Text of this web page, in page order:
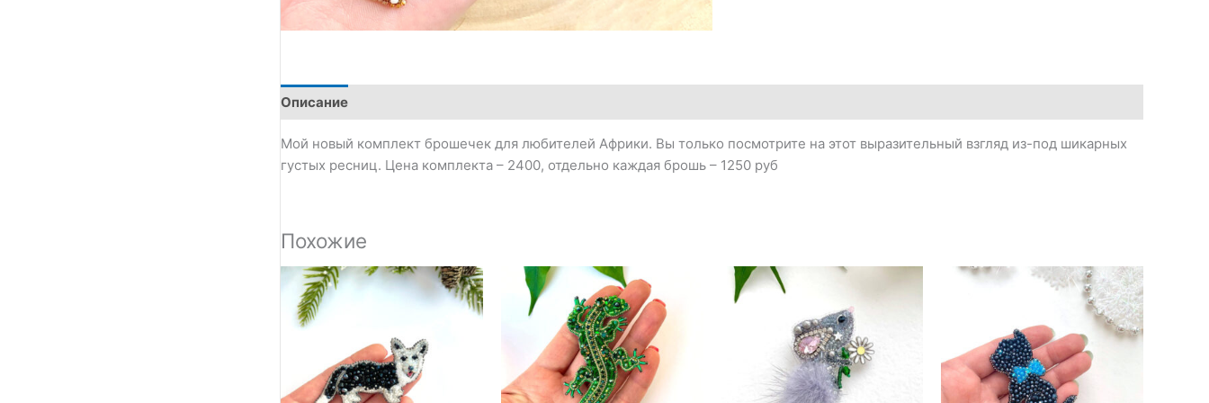
Описание
Мой новый комплект брошечек для любителей Африки. Вы только посмотрите на этот выразительный взгляд из-под шикарных
густых ресниц. Цена комплекта – 2400, отдельно каждая брошь – 1250 руб
Похожие